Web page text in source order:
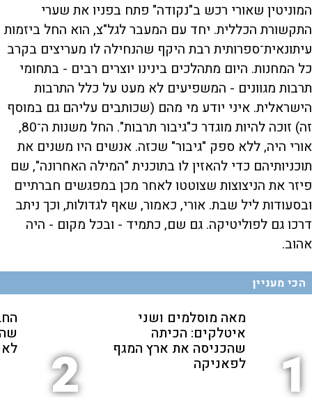
המוניטין שאורי רכש ב"נקודה" פתח בפניו את שערי
התקשורת הכללית. יחד עם המעבר לגל"צ, הוא החל ביזמות
עיתונאית־ספרותית רבת היקף שהנחילה לו מעריצים בקרב
כל המחנות. היום מתהלכים בינינו יוצרים רבים - בתחומי
תרבות מגוונים - המשפיעים לא מעט על כלל התרבות
הישראלית. איני יודע מי מהם (שכותבים עליהם גם במוסף
זה) זוכה להיות מוגדר כ"גיבור תרבות". החל משנות ה־80,
אורי היה, ללא ספק "גיבור" שכזה. אנשים היו משנים את
תוכניותיהם כדי להאזין לו בתוכנית "המילה האחרונה", שם
פיזר את הניצוצות שצוטטו לאחר מכן במפגשים חברתיים
ובסעודות ליל שבת. אורי, כאמור, שאף לגדולות, וכך ניתב
דרכו גם לפוליטיקה. גם שם, כתמיד - ובכל מקום - היה
אהוב.
הכי מעניין
1
מאה מוסלמים ושני
איטלקים: הכיתה
שהכניסה את ארץ המגף
לפאניקה 2